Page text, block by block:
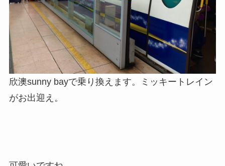
欣澳sunny bayで乗り換えます。ミッキートレイン
がお出迎え。